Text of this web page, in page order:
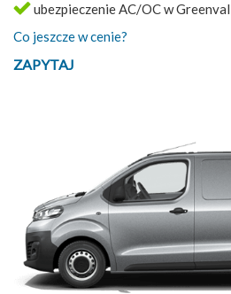
ubezpieczenie AC/OC w
Co jeszcze w cenie?
ZAPYTAJ